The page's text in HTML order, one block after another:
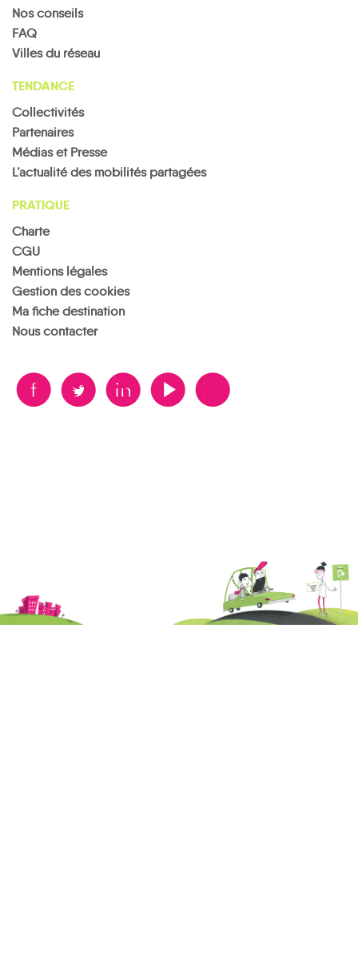
Nos conseils
FAQ
Villes du réseau
TENDANCE
Collectivités
Partenaires
Médias et Presse
L’actualité des mobilités partagées
PRATIQUE
Charte
CGU
Mentions légales
Gestion des cookies
Ma fiche destination
Nous contacter
B A D F V